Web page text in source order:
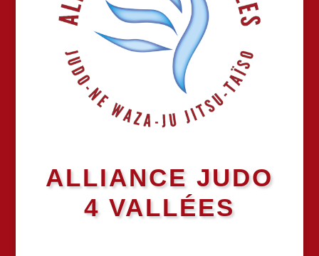
ALLIANCE JUDO
4 VALLÉES